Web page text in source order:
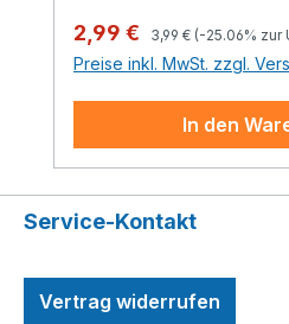
Verkaufspreis:
2,99 € Regulärer Preis:
3,99 € (-25.06% zur
Preise inkl. MwSt. zzgl.
In den
Service-Kontakt
Vertrag widerrufen